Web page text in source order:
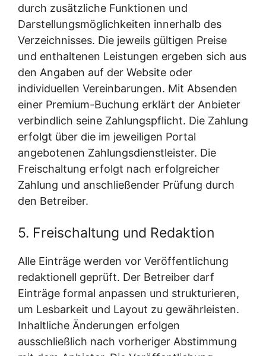
durch zusätzliche Funktionen und
Darstellungsmöglichkeiten innerhalb des
Verzeichnisses. Die jeweils gültigen Preise
und enthaltenen Leistungen ergeben sich aus
den Angaben auf der Website oder
individuellen Vereinbarungen. Mit Absenden
einer Premium-Buchung erklärt der Anbieter
verbindlich seine Zahlungspflicht. Die Zahlung
erfolgt über die im jeweiligen Portal
angebotenen Zahlungsdienstleister. Die
Freischaltung erfolgt nach erfolgreicher
Zahlung und anschließender Prüfung durch
den Betreiber.
5. Freischaltung und Redaktion
Alle Einträge werden vor Veröffentlichung
redaktionell geprüft. Der Betreiber darf
Einträge formal anpassen und strukturieren,
um Lesbarkeit und Layout zu gewährleisten.
Inhaltliche Änderungen erfolgen
ausschließlich nach vorheriger Abstimmung